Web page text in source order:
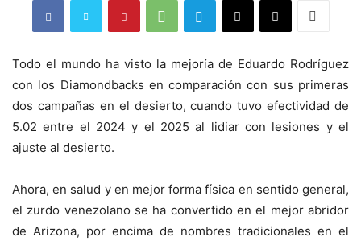
Todo el mundo ha visto la mejoría de Eduardo Rodríguez
con los Diamondbacks en comparación con sus primeras
dos campañas en el desierto, cuando tuvo efectividad de
5.02 entre el 2024 y el 2025 al lidiar con lesiones y el
ajuste al desierto.
Ahora, en salud y en mejor forma física en sentido general,
el zurdo venezolano se ha convertido en el mejor abridor
de Arizona, por encima de nombres tradicionales en el